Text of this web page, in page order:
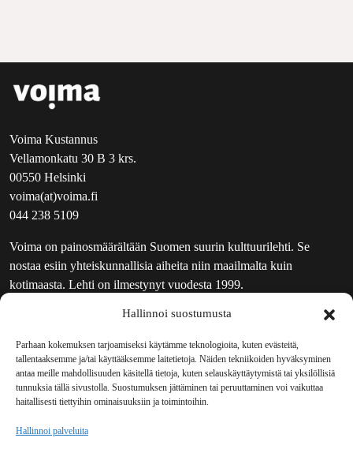
Hallinnoi suostumusta
Parhaan kokemuksen tarjoamiseksi käytämme teknologioita, kuten evästeitä,
tallentaaksemme ja/tai käyttääksemme laitetietoja. Näiden tekniikoiden hyväksyminen
antaa meille mahdollisuuden käsitellä tietoja, kuten selauskäyttäytymistä tai yksilöllisiä
tunnuksia tällä sivustolla. Suostumuksen jättäminen tai peruuttaminen voi vaikuttaa
haitallisesti tiettyihin ominaisuuksiin ja toimintoihin.
Hallinnoi palveluita
Voima Kustannus
Vellamonkatu 30 B 3 krs.
00550 Helsinki
voima(at)voima.fi
044 238 5109
Voima on painosmäärältään Suomen suurin kulttuurilehti. Se
nostaa esiin yhteiskunnallisia aiheita niin maailmalta kuin
kotimaasta. Lehti on ilmestynyt vuodesta 1999.
UUTISKIRJE
MAINOSTAJILLE
VASTAMAINOKSET
JAKELUPAIKAT
REKISTERISELOSTE